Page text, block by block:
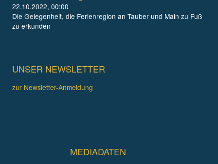
22.10.2022, 00:00
Die Gelegenheit, die Ferienregion an Tauber und Main zu Fuß
zu erkunden
UNSER NEWSLETTER
zur Newsletter-Anmeldung
MEDIADATEN